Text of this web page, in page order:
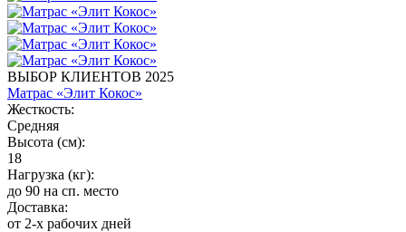
ВЫБОР КЛИЕНТОВ 2025
Матрас «Элит Кокос»
Жесткость:
Средняя
Высота (см):
18
Нагрузка (кг):
до 90 на сп. место
Доставка:
от 2-х рабочих дней